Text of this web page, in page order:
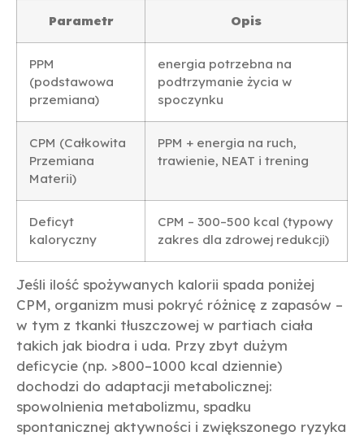
Parametr Opis
PPM
(podstawowa
przemiana)
energia potrzebna na
podtrzymanie życia w
spoczynku
CPM (Całkowita
Przemiana
Materii)
PPM + energia na ruch,
trawienie, NEAT i trening
Deficyt
kaloryczny
CPM – 300–500 kcal (typowy
zakres dla zdrowej redukcji)
Jeśli ilość spożywanych kalorii spada poniżej
CPM, organizm musi pokryć różnicę z zapasów –
w tym z tkanki tłuszczowej w partiach ciała
takich jak biodra i uda. Przy zbyt dużym
deficycie (np. >800–1000 kcal dziennie)
dochodzi do adaptacji metabolicznej:
spowolnienia metabolizmu, spadku
spontanicznej aktywności i zwiększonego ryzyka